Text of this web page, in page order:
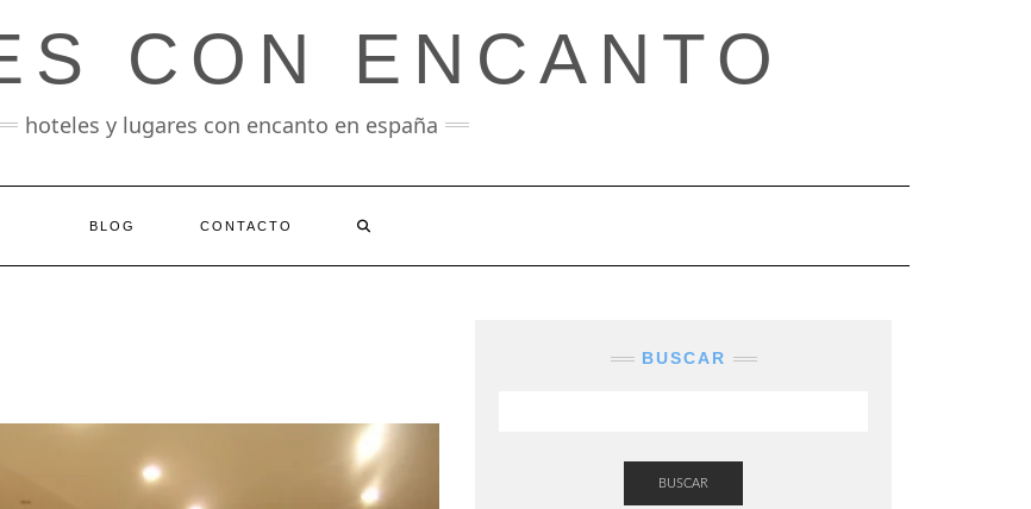
CON ENCANTO
hoteles y lugares con encanto en españa
BLOG CONTACTO
BUSCAR
BUSCAR